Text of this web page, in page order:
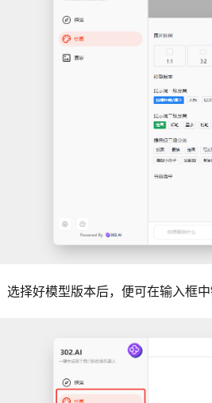
选择好模型版本后，便可在输入框